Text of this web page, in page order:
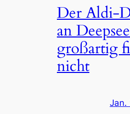
Der Aldi-
an
großartig
nicht
Jan.